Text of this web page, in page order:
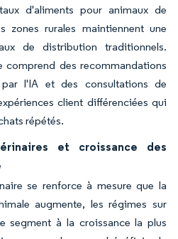
d'aliments pour animaux de
zones rurales maintiennent une
de distribution traditionnels.
comprend des recommandations
par l'IA et des consultations de
client différenciées qui
répétés.
et croissance des
se renforce à mesure que la
augmente, les régimes sur
segment à la croissance la plus